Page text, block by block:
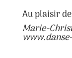
Au plaisir
Marie-